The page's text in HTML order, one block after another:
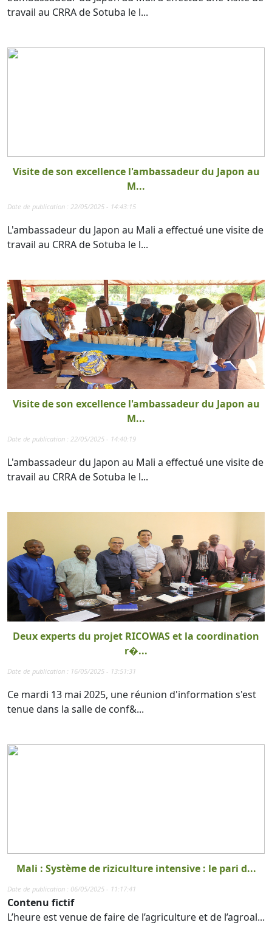
travail au CRRA de Sotuba le l...
Visite de son excellence l'ambassadeur du Japon au
M...
Date de publication : 22/05/2025 - 14:43:15
L'ambassadeur du Japon au Mali a effectué une visite de
travail au CRRA de Sotuba le l...
Visite de son excellence l'ambassadeur du Japon au
M...
Date de publication : 22/05/2025 - 14:40:19
L'ambassadeur du Japon au Mali a effectué une visite de
travail au CRRA de Sotuba le l...
Deux experts du projet RICOWAS et la coordination
r�...
Date de publication : 16/05/2025 - 13:51:31
Ce mardi 13 mai 2025, une réunion d'information s'est
tenue dans la salle de conf&...
Mali : Système de riziculture intensive : le pari d...
Date de publication : 06/05/2025 - 11:17:41
Contenu fictif
L’heure est venue de faire de l’agriculture et de l’agroal...